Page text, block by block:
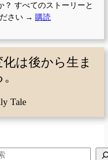
？ すべてのストーリーと
さい → 購読
は後から生ま
Tale